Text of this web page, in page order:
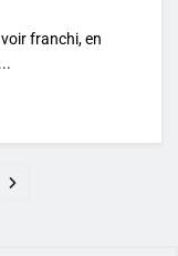
franchi, en